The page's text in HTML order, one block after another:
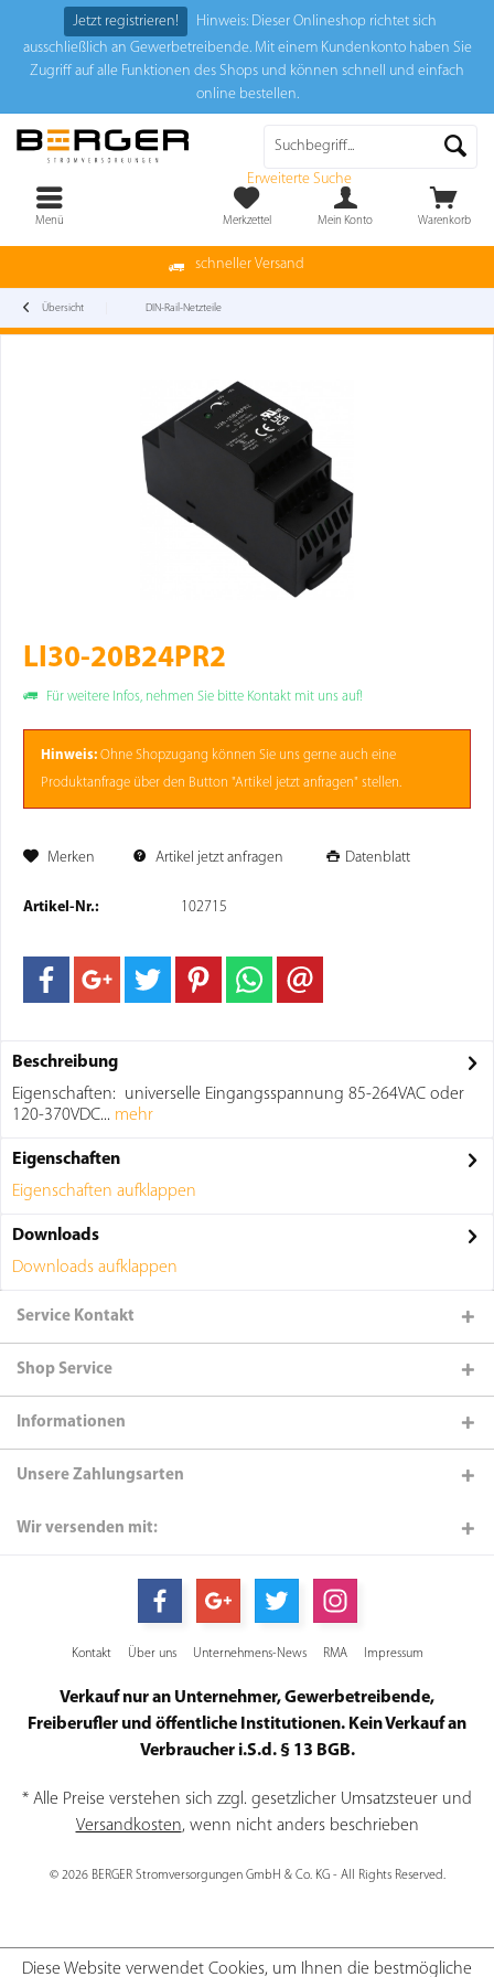
Jetzt registrieren!
Hinweis: Dieser Onlineshop richtet sich
ausschließlich an Gewerbetreibende. Mit einem Kundenkonto haben Sie
Zugriff auf alle Funktionen des Shops und können schnell und einfach
online bestellen.
schneller Versand
Erweiterte Suche
Warenkorb
Merkzettel Mein Konto
Menü
Übersicht DIN-Rail-Netzteile
LI30-20B24PR2
Für weitere Infos, nehmen Sie bitte Kontakt mit uns auf!
Hinweis: Ohne Shopzugang können Sie uns gerne auch eine
Produktanfrage über den Button "Artikel jetzt anfragen" stellen.
Merken Artikel jetzt anfragen Datenblatt
Artikel-Nr.: 102715
Beschreibung
Eigenschaften: universelle Eingangsspannung 85-264VAC oder
120-370VDC... mehr
Eigenschaften
Eigenschaften aufklappen
Downloads
Downloads aufklappen
Service Kontakt
Shop Service
Informationen
Unsere Zahlungsarten
Wir versenden mit:
Kontakt Über uns Unternehmens-News RMA Impressum
Verkauf nur an Unternehmer, Gewerbetreibende,
Freiberufler und öffentliche Institutionen. Kein Verkauf an
Verbraucher i.S.d. § 13 BGB.
* Alle Preise verstehen sich zzgl. gesetzlicher Umsatzsteuer und
Versandkosten, wenn nicht anders beschrieben
© 2026 BERGER Stromversorgungen GmbH & Co. KG - All Rights Reserved.
Diese Website verwendet Cookies, um Ihnen die bestmögliche